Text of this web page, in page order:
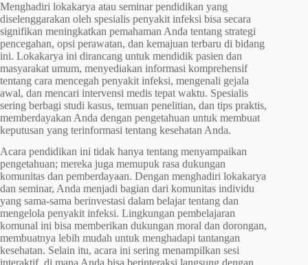
Menghadiri lokakarya atau seminar pendidikan yang
diselenggarakan oleh spesialis penyakit infeksi bisa secara
signifikan meningkatkan pemahaman Anda tentang strategi
pencegahan, opsi perawatan, dan kemajuan terbaru di bidang
ini. Lokakarya ini dirancang untuk mendidik pasien dan
masyarakat umum, menyediakan informasi komprehensif
tentang cara mencegah penyakit infeksi, mengenali gejala
awal, dan mencari intervensi medis tepat waktu. Spesialis
sering berbagi studi kasus, temuan penelitian, dan tips praktis,
memberdayakan Anda dengan pengetahuan untuk membuat
keputusan yang terinformasi tentang kesehatan Anda.
Acara pendidikan ini tidak hanya tentang menyampaikan
pengetahuan; mereka juga memupuk rasa dukungan
komunitas dan pemberdayaan. Dengan menghadiri lokakarya
dan seminar, Anda menjadi bagian dari komunitas individu
yang sama-sama berinvestasi dalam belajar tentang dan
mengelola penyakit infeksi. Lingkungan pembelajaran
komunal ini bisa memberikan dukungan moral dan dorongan,
membuatnya lebih mudah untuk menghadapi tantangan
kesehatan. Selain itu, acara ini sering menampilkan sesi
interaktif, di mana Anda bisa berinteraksi langsung dengan